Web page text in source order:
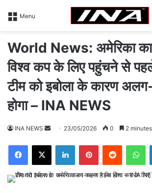
Menu
World News: अमेरिका
विश्व कप के लिए पहुंचने से
टीम को इबोला के कारण
होगा – INA NEWS
INA NEWS
d
a
23/05/2026 0 2